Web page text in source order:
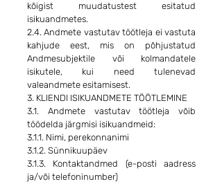
kõigist muudatustest esitatud
isikuandmetes.
2.4. Andmete vastutav töötleja ei vastuta
kahjude eest, mis on põhjustatud
Andmesubjektile või kolmandatele
isikutele, kui need tulenevad
valeandmete esitamisest.
3. KLIENDI ISIKUANDMETE TÖÖTLEMINE
3.1. Andmete vastutav töötleja võib
töödelda järgmisi isikuandmeid:
3.1.1. Nimi, perekonnanimi
3.1.2. Sünnikuupäev
3.1.3. Kontaktandmed (e-posti aadress
ja/või telefoninumber)